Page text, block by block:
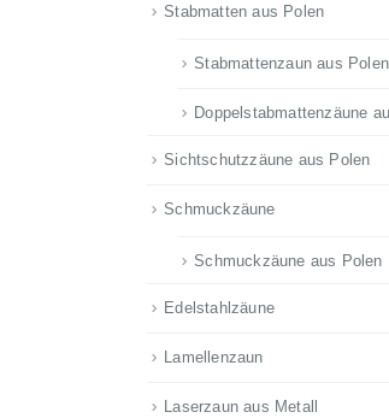
Stabmatten aus Polen
Stabmattenzaun aus Polen
Doppelstabmattenzäune
Sichtschutzzäune aus Polen
Schmuckzäune
Schmuckzäune aus Polen
Edelstahlzäune
Lamellenzaun
Laserzaun aus Metall